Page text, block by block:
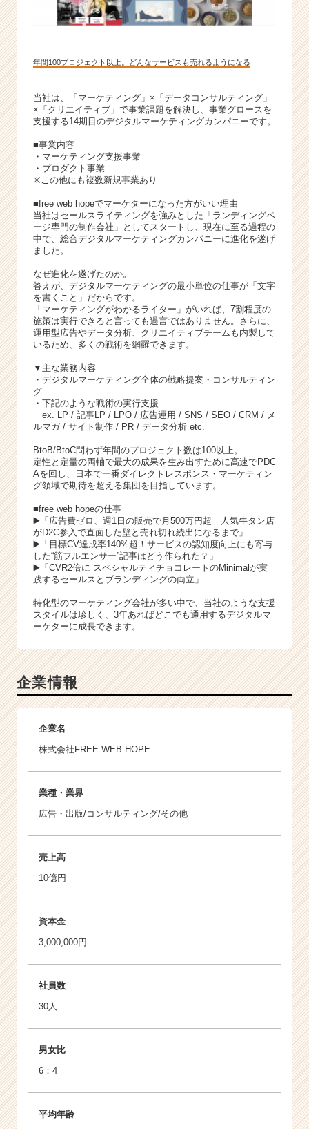
年間100プロジェクト以上。どんなサービスも売れるようになる
当社は、「マーケティング」×「データコンサルティング」
×「クリエイティブ」で事業課題を解決し、事業グロースを
支援する14期目のデジタルマーケティングカンパニーです。
■事業内容
・マーケティング支援事業
・プロダクト事業
※この他にも複数新規事業あり
■free web hopeでマーケターになった方がいい理由
当社はセールスライティングを強みとした「ランディングペ
ージ専門の制作会社」としてスタートし、現在に至る過程の
中で、総合デジタルマーケティングカンパニーに進化を遂げ
ました。
なぜ進化を遂げたのか。
答えが、デジタルマーケティングの最小単位の仕事が「文字
を書くこと」だからです。
「マーケティングがわかるライター」がいれば、7割程度の
施策は実行できると言っても過言ではありません。さらに、
運用型広告やデータ分析、クリエイティブチームも内製して
いるため、多くの戦術を網羅できます。
▼主な業務内容
・デジタルマーケティング全体の戦略提案・コンサルティン
グ
・下記のような戦術の実行支援
ex. LP / 記事LP / LPO / 広告運用 / SNS / SEO / CRM / メ
ルマガ / サイト制作 / PR / データ分析 etc.
BtoB/BtoC問わず年間のプロジェクト数は100以上。
定性と定量の両軸で最大の成果を生み出すために高速でPDC
Aを回し、日本で一番ダイレクトレスポンス・マーケティン
グ領域で期待を超える集団を目指しています。
■free web hopeの仕事
▶️ 「広告費ゼロ、週1日の販売で月500万円超 人気牛タン店
がD2C参入で直面した壁と売れ切れ続出になるまで」
▶️ 「目標CV達成率140%超！サービスの認知度向上にも寄与
した“筋フルエンサー”記事はどう作られた？」
▶️ 「CVR2倍に スペシャルティチョコレートのMinimalが実
践するセールスとブランディングの両立」
特化型のマーケティング会社が多い中で、当社のような支援
スタイルは珍しく、3年あればどこでも通用するデジタルマ
ーケターに成長できます。
企業情報
企業名
株式会社FREE WEB HOPE
業種・業界
広告・出版/コンサルティング/その他
売上高
10億円
資本金
3,000,000円
社員数
30人
男女比
6：4
平均年齢